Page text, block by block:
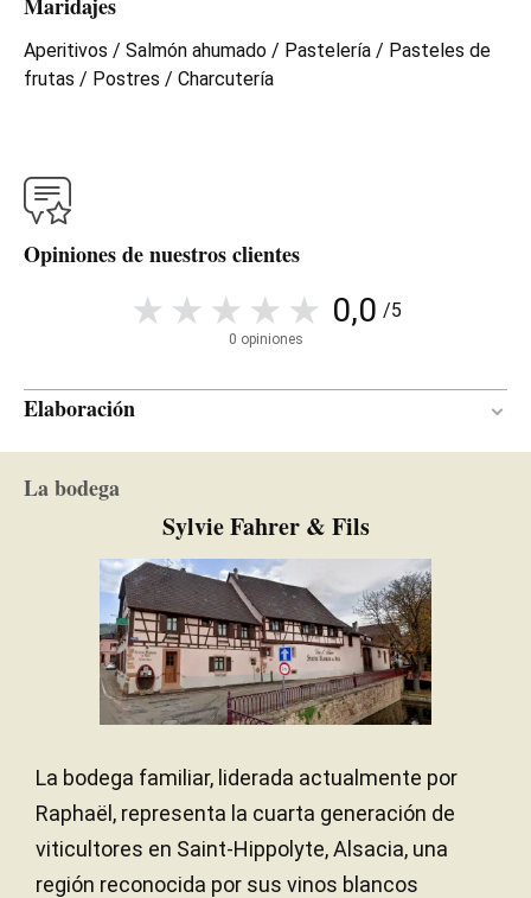
Aperitivos / Salmón ahumado / Pastelería / Pasteles de
frutas / Postres / Charcutería
Opiniones de nuestros clientes
0,0 /5
0 opiniones
Elaboración
VINIFICACIÓN
PERÍODO DE CRIANZA Entre 9 y 15 meses
La bodega
Sylvie Fahrer & Fils
La bodega familiar, liderada actualmente por
Raphaël, representa la cuarta generación de
viticultores en Saint-Hippolyte, Alsacia, una
región reconocida por sus vinos blancos